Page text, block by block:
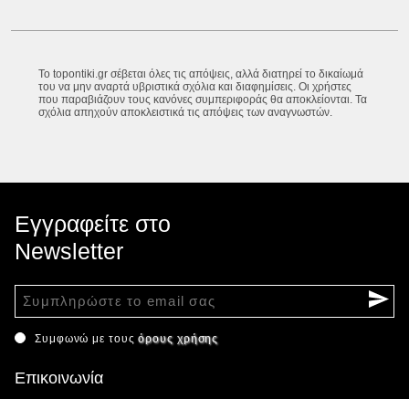
Το topontiki.gr σέβεται όλες τις απόψεις, αλλά διατηρεί το δικαίωμά
του να μην αναρτά υβριστικά σχόλια και διαφημίσεις. Οι χρήστες
που παραβιάζουν τους κανόνες συμπεριφοράς θα αποκλείονται. Τα
σχόλια απηχούν αποκλειστικά τις απόψεις των αναγνωστών.
Εγγραφείτε στο
Newsletter
Συμφωνώ με τουςόρους χρήσης
Επικοινωνία